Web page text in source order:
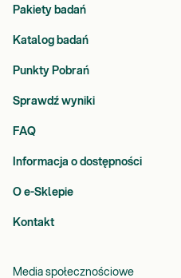
Pakiety badań
Katalog badań
Punkty Pobrań
Sprawdź wyniki
FAQ
Informacja o dostępności
O e-Sklepie
Kontakt
Media społecznościowe